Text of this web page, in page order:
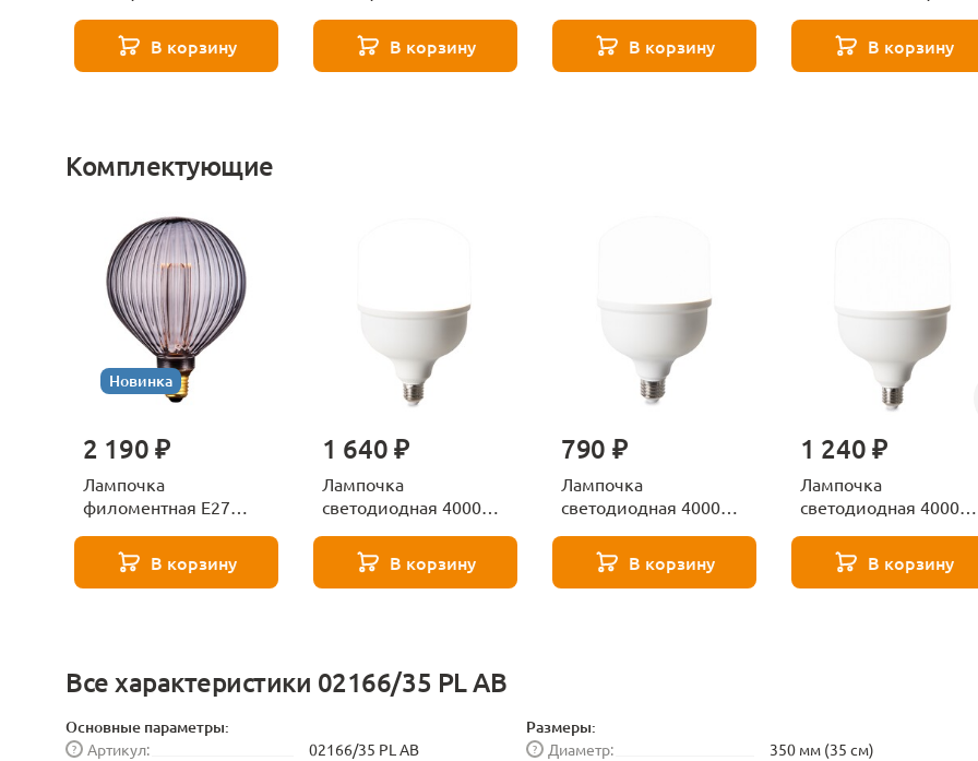
В корзину В корзину В корзину В корзину
Комплектующие
Новинка
2 190 ₽
Лампочка
филоментная Е27
8529
В корзину
1 640 ₽
Лампочка
светодиодная 4000К
271 8589В корзину
790 ₽
Лампочка
светодиодная 4000К
271 8587В корзину
1 240 ₽
Лампочка
светодиодная 4000К
271 8588В корзину
Все характеристики 02166/35 PL AB
Основные параметры:
Артикул:
?
02166/35 PL AB
Размеры:
Диаметр:
?
350 мм (35 см)